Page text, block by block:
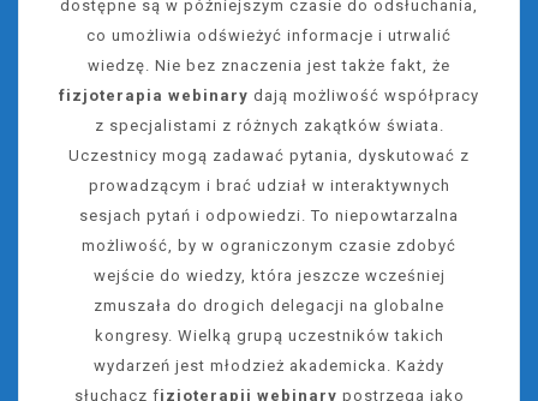
dostępne są w późniejszym czasie do odsłuchania,
co umożliwia odświeżyć informacje i utrwalić
wiedzę. Nie bez znaczenia jest także fakt, że
fizjoterapia webinary dają możliwość współpracy
z specjalistami z różnych zakątków świata.
Uczestnicy mogą zadawać pytania, dyskutować z
prowadzącym i brać udział w interaktywnych
sesjach pytań i odpowiedzi. To niepowtarzalna
możliwość, by w ograniczonym czasie zdobyć
wejście do wiedzy, która jeszcze wcześniej
zmuszała do drogich delegacji na globalne
kongresy. Wielką grupą uczestników takich
wydarzeń jest młodzież akademicka. Każdy
słuchacz fizjoterapii webinary postrzega jako